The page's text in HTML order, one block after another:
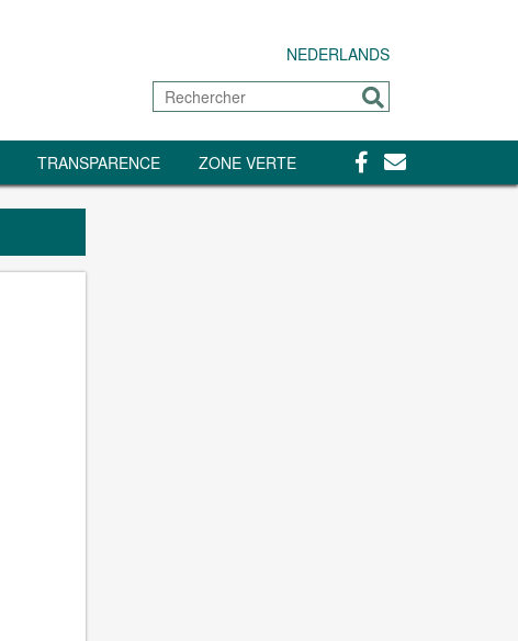
NEDERLANDS
Rechercher
Envoyer
TRANSPARENCE ZONE VERTE Facebook
Contact